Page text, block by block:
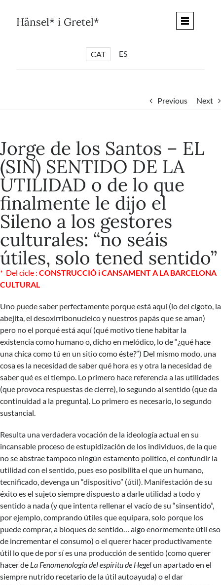
content
Hänsel* i Gretel*
CAT ES
*PISTES LITERÀRIES
*SÈRIE CULTURAL
*DIARI DEL DIA DESPRÉS
*QUIOSC HÄNSEL* i GRETEL*
* UNIVERS HÄNSEL* i GRETEL*
Previous Next
Jorge de los Santos – EL
(SIN) SENTIDO DE LA
UTILIDAD o de lo que
finalmente le dijo el
Sileno a los gestores
culturales: “no seáis
útiles, solo tened sentido”
* Del cicle : CONSTRUCCIÓ i CANSAMENT A LA BARCELONA
CULTURAL
Uno puede saber perfectamente porque está aquí (lo del cigoto, la
abejita, el desoxirribonucleico y nuestros papás que se aman)
pero no el porqué está aquí (qué motivo tiene habitar la
existencia como humano o, dicho en melódico, lo de “¿qué hace
una chica como tú en un sitio como éste?”) Del mismo modo, una
cosa es la necesidad de saber qué hora es y otra la necesidad de
saber qué es el tiempo. Lo primero hace referencia a las utilidades
(que provoca respuestas de cierre), lo segundo al sentido (que da
continuidad a la pregunta). Lo primero es necesario, lo segundo
sustancial.
Resulta una verdadera vocación de la ideología actual en su
incansable proceso de estupidización de los individuos, de la que
no se abstrae tampoco ningún estamento político, el confundir la
utilidad con el sentido, pues eso posibilita el que un humano,
tecnificado, devenga un “dispositivo” (útil). Manifestación de su
éxito es el sujeto siempre dispuesto a darle utilidad a todo y
sentido a nada (y que intenta rellenar el vacío de su “sinsentido”,
por ejemplo, comprando útiles que equipara, solo porque los
puede comprar, a bloques de sentido… algo enormemente útil eso
de incrementar el consumo) o el querer hacer productivamente
útil lo que de por sí es una producción de sentido (como querer
hacer de La Fenomenología del espíritu de Hegel un apartado en el
siempre nutrido recetario de la útil autoayuda) o el dar